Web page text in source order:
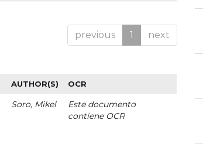
previous 1 next
AUTHOR(S) OCR
Soro, Mikel
Este documento
contiene OCR